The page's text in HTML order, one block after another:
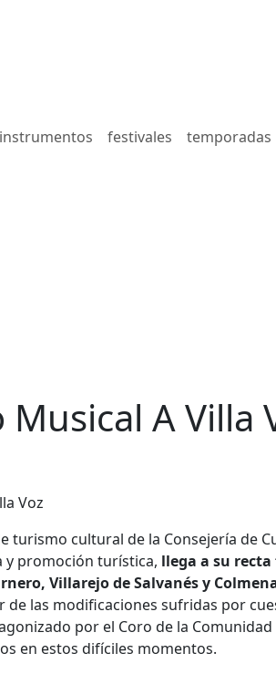
instrumentos festivales temporadas
A Villa
turismo cultural de la Consejería de
y promoción turística, llega a su
Villarejo de Salvanés y
de las modificaciones sufridas por
por el Coro de la
en estos difíciles momentos.